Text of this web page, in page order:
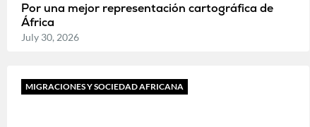
Por una mejor representación cartográfica de
África
July 30, 2026
MIGRACIONES Y SOCIEDAD AFRICANA